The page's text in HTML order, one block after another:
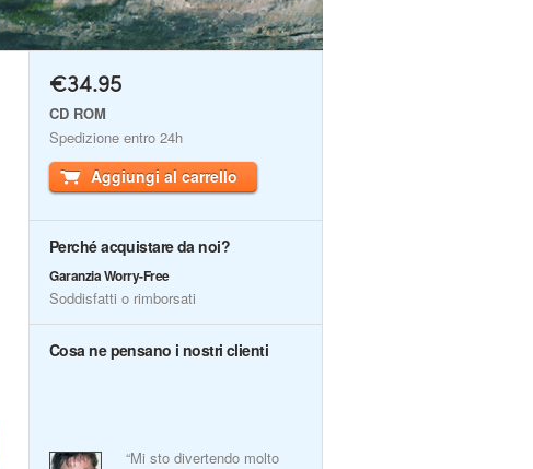
€34.95
CD ROM
Spedizione entro 24h
Aggiungi al carrello
Perché acquistare da noi?
Garanzia Worry-Free
Soddisfatti o rimborsati
Cosa ne pensano i nostri clienti
“Mi sto divertendo molto